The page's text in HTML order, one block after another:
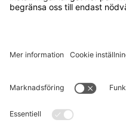
E-POST